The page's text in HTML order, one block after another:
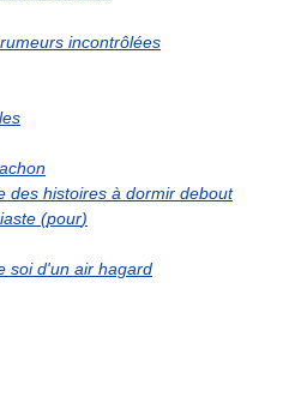
rumeurs incontrôlées
des histoires à dormir debout
(pour)
soi d'un air hagard